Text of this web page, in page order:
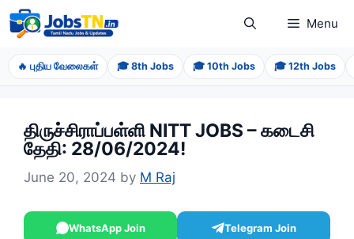
Skip
to
content
Menu
🔥 புதிய வேலைகள் 🎓 8th Jobs 🎓 10th Jobs 🎓 12th Jobs
திருச்சிராப்பள்ளி NITT JOBS – கடைசி
தேதி: 28/06/2024!
June 20, 2024 by M Raj
WhatsApp Join Telegram Join